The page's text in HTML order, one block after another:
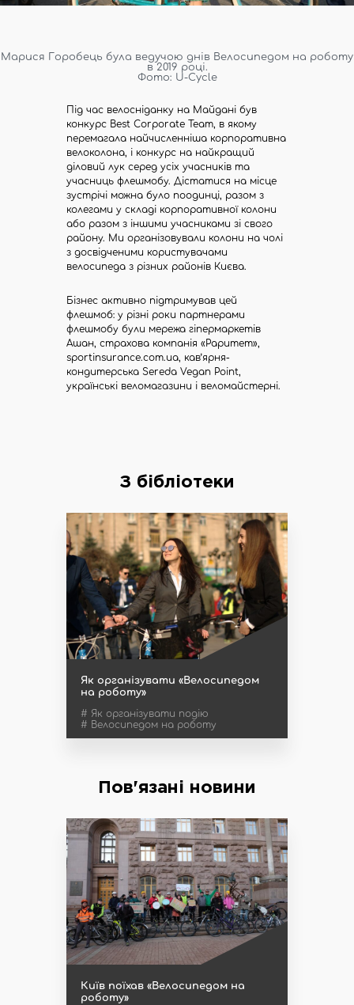
Марися Горобець була ведучою днів Велосипедом на роботу
в 2019 році.
Фото: U-Cycle
Під час велосніданку на Майдані був
конкурс Best Corporate Team, в якому
перемагала найчисленніша корпоративна
велоколона, і конкурс на найкращий
діловий лук серед усіх учасників та
учасниць флешмобу. Дістатися на місце
зустрічі можна було поодинці, разом з
колегами у складі корпоративної колони
або разом з іншими учасниками зі свого
району. Ми організовували колони на чолі
з досвідченими користувачами
велосипеда з різних районів Києва.
Бізнес активно підтримував цей
флешмоб: у різні роки партнерами
флешмобу були мережа гіпермаркетів
Ашан, страхова компанія «Раритет»,
sportinsurance.com.ua, кав’ярня-
кондитерська Sereda Vegan Point,
українські веломагазини і веломайстерні.
З бібліотеки
Як організувати «Велосипедом
на роботу»
# Як організувати подію
# Велосипедом на роботу
Пов'язані новини
Київ поїхав «Велосипедом на
роботу»